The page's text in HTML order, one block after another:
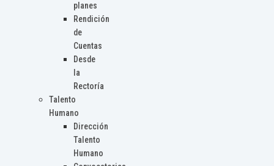
planes
Rendición
de
Cuentas
Desde
la
Rectoría
Talento
Humano
Dirección
Talento
Humano